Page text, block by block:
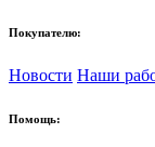
Покупателю:
Новости Наши
Помощь: